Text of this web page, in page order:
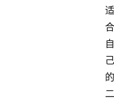
适
合
自
己
的
二